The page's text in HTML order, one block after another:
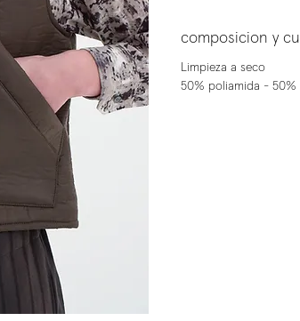
composicion y
Limpieza a seco
50% poliamida - 50%